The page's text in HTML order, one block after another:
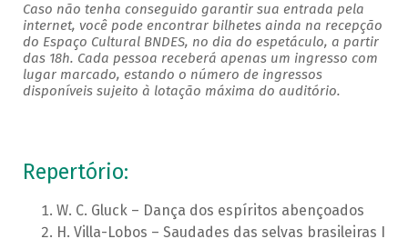
Caso não tenha conseguido garantir sua entrada pela
internet, você pode encontrar bilhetes ainda na recepção
do Espaço Cultural BNDES, no dia do espetáculo, a partir
das 18h. Cada pessoa receberá apenas um ingresso com
lugar marcado, estando o número de ingressos
disponíveis sujeito à lotação máxima do auditório.
Repertório:
W. C. Gluck – Dança dos espíritos abençoados
H. Villa-Lobos – Saudades das selvas brasileiras I